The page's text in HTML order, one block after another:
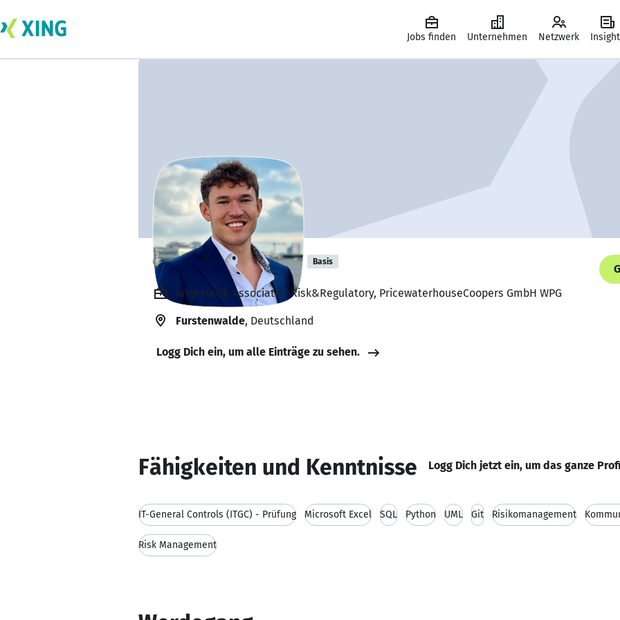
Jobs finden Unternehmen Netzwerk
Gabriel Mandtler Basis
Angestellt, Associate | Risk&Regulatory, PricewaterhouseCoopers GmbH WPG
Furstenwalde, Deutschland
Logg Dich ein, um alle Einträge zu sehen.
Fähigkeiten und Kenntnisse Logg Dich jetzt ein, um das ganze
IT-General Controls (ITGC) - Prüfung Microsoft Excel SQL Python UML Git Risikomanagement
Risk Management